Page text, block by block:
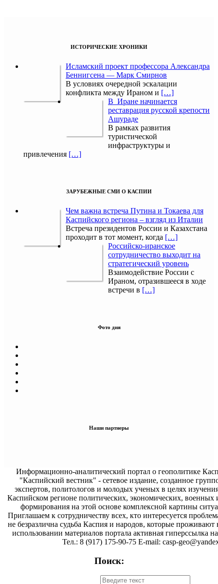
ИСТОРИЧЕСКИЕ ХРОНИКИ
Исламский проект профессора Александра
Беннигсена — Марк Смирнов
В условиях очередной эскалации
конфликта между Ираном и […]
В Иране начинается
реставрация русской крепости
Ашураде
В рамках развития
туристической
инфраструктуры и
привлечения […]
ЗАРУБЕЖНЫЕ СМИ О КАСПИИ
Чем важна встреча Путина и Токаева для
Каспийского региона – взгляд из Италии
Встреча президентов России и Казахстана
проходит в тот момент, когда […]
Российско-иранское
сотрудничество выходит на
стратегический уровень
Взаимодействие России с
Ираном, отразившееся в ходе
встречи в […]
Фото дня
Наши партнеры
Информационно-аналитический портал о геополитике
"Каспийский вестник" - сетевое издание, созданное
экспертов, политологов и молодых ученых в целях
Каспийском регионе политических, экономических, военных
формирования на этой основе комплексной картины
Приглашаем к сотрудничеству всех, кто интересуется
не безразлична судьба Каспия и народов, которые проживают
использовании материалов портала активная гиперссылка на
Тел.: 8 (917) 175-90-75 E-mail: casp-
Поиск: